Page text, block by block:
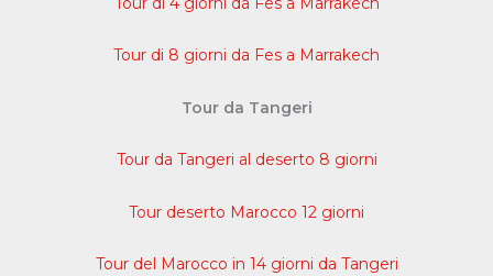
Tour di 8 giorni da Fes a Marrakech
Tour da Tangeri
Tour da Tangeri al deserto 8 giorni
Tour deserto Marocco 12 giorni
Tour del Marocco in 14 giorni da Tangeri